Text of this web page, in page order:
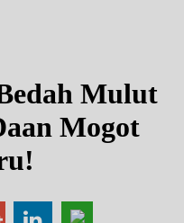
Mulut
Mogot